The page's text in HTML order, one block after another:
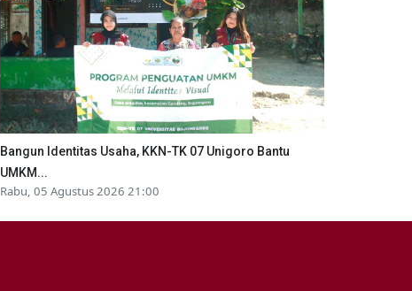
Bangun Identitas Usaha, KKN-TK 07 Unigoro Bantu
UMKM...
Rabu, 05 Agustus 2026 21:00